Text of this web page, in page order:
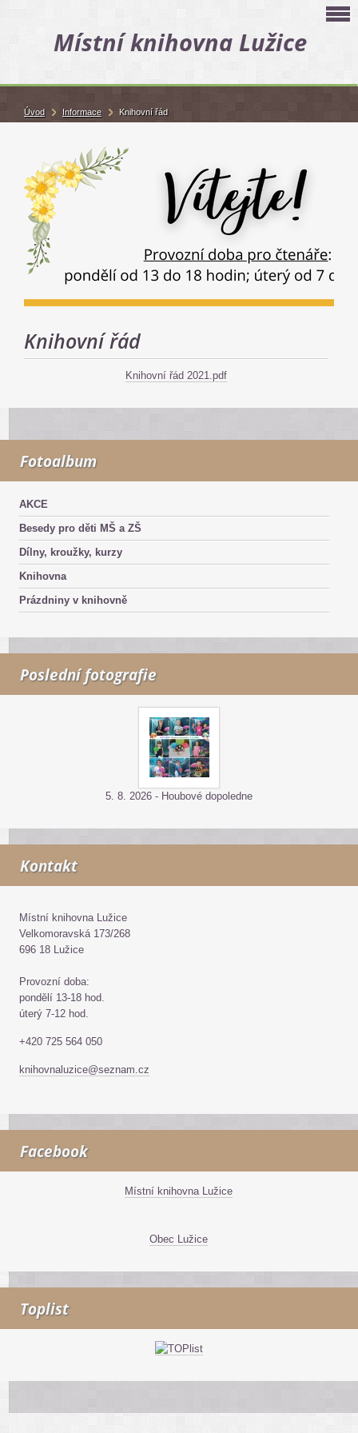
Místní knihovna Lužice
Knihovní řád
Knihovní řád 2021.pdf
Fotoalbum
AKCE
Besedy pro děti MŠ a ZŠ
Dílny, kroužky, kurzy
Knihovna
Prázdniny v knihovně
Poslední fotografie
5. 8. 2026 - Houbové dopoledne
Kontakt
Místní knihovna Lužice
Velkomoravská 173/268
696 18 Lužice
Provozní doba:
pondělí 13-18 hod.
úterý 7-12 hod.
+420 725 564 050
knihovnaluzice@seznam.cz
Facebook
Místní knihovna Lužice
Obec Lužice
Toplist
Úvod Informace Knihovní řád